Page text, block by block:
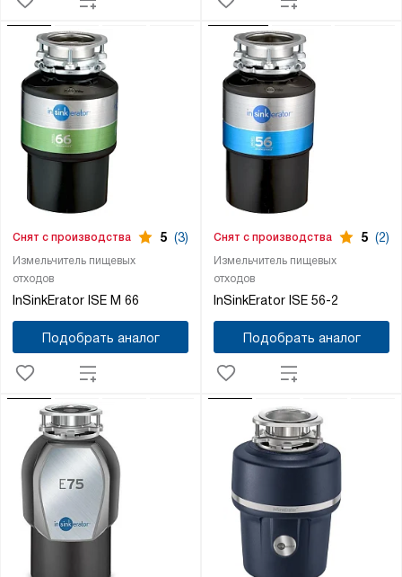
Измельчитель пищевых
отходов
InSinkErator ISE M 66
Снят с производства 5 (3)
Подобрать аналог
Измельчитель пищевых
отходов
InSinkErator ISE 56-2
Снят с производства 5 (2)
Подобрать аналог